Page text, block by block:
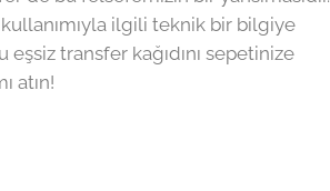
ilgili teknik bir bilgiye
transfer kağıdını sepetinize
atın!